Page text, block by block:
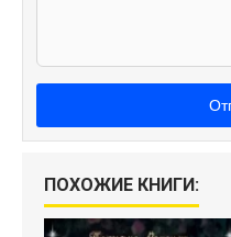
ПОХОЖИЕ КНИГИ: